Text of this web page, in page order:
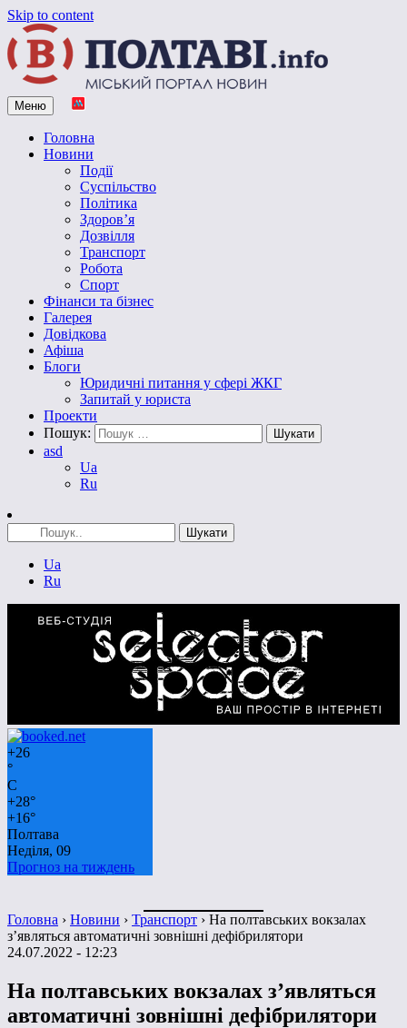
Skip to content
Vpoltave.info
Полтавський портал новин
Меню
Головна
Новини
Події
Суспільство
Політика
Здоров’я
Дозвілля
Транспорт
Робота
Спорт
Фінанси та бізнес
Галерея
Довідкова
Афіша
Блоги
Юридичні питання у сфері ЖКГ
Запитай у юриста
Проекти
Пошук:
asd
Ua
Ru
Ua
Ru
+26
°
C
+28°
+16°
Полтава
Неділя, 09
Прогноз на тиждень
Головна › Новини › Транспорт › На полтавських вокзалах
з’являться автоматичні зовнішні дефібрилятори
24.07.2022 - 12:23
На полтавських вокзалах з’являться
автоматичні зовнішні дефібрилятори